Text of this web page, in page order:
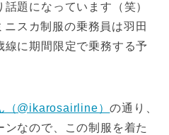
題になっています（笑）
ニスカ制服の乗務員は羽田
に期間限定で乗務する予
（@ikarosairline）の通り、
なので、この制服を着た